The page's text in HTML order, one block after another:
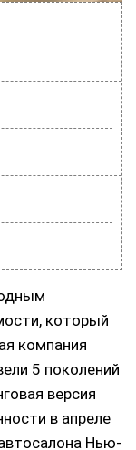
который
компания
5 поколений
версия
в апреле
Нью-